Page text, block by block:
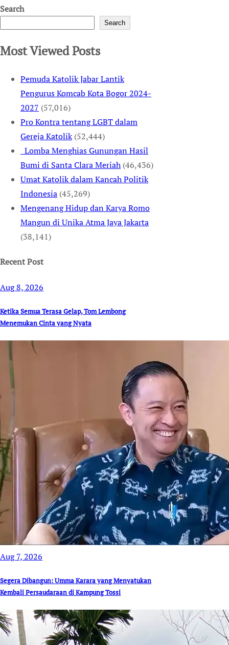
Search
Search
Most Viewed Posts
Pemuda Katolik Jabar Lantik
Pengurus Komcab Kota Bogor 2024-
2027 (57,016)
Pro Kontra tentang LGBT dalam
Gereja Katolik (52,444)
Lomba Menghias Gunungan Hasil
Bumi di Santa Clara Meriah (46,436)
Umat Katolik dalam Kancah Politik
Indonesia (45,269)
Mengenang Hidup dan Karya Romo
Mangun di Unika Atma Jaya Jakarta
(38,141)
Recent Post
Aug 8, 2026
Ketika Semua Terasa Gelap, Tom Lembong
Menemukan Cinta yang Nyata
Aug 7, 2026
Segera Dibangun: Umma Karara yang Menyatukan
Kembali Persaudaraan di Kampung Tossi